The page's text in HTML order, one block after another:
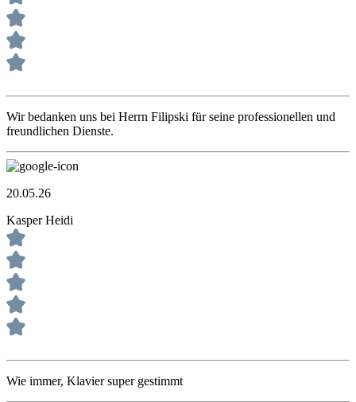
Wir bedanken uns bei Herrn Filipski für seine professionellen und
freundlichen Dienste.
20.05.26
Kasper Heidi
Wie immer, Klavier super gestimmt